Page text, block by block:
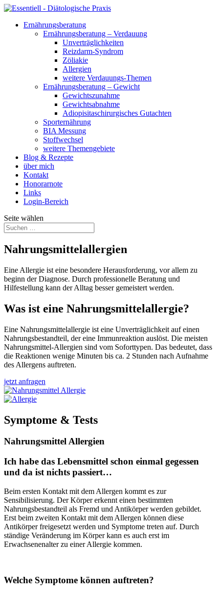
Ernährungsberatung
Ernährungsberatung – Verdauung
Unverträglichkeiten
Reizdarm-Syndrom
Zöliakie
Allergien
weitere Verdauungs-Themen
Ernährungsberatung – Gewicht
Gewichtszunahme
Gewichtsabnahme
Adiopisitaschirurgisches Gutachten
Sporternährung
BIA Messung
Stoffwechsel
weitere Themengebiete
Blog & Rezepte
über mich
Kontakt
Honorarnote
Links
Login-Bereich
Seite wählen
Nahrungs­mittel­­allergien
Eine Allergie ist eine besondere Herausforderung, vor allem zu
beginn der Diagnose. Durch professionelle Beratung und
Hilfestellung kann der Alltag besser gemeistert werden.
Was ist eine Nahrungsmittel­allergie?
Eine Nahrungsmittelallergie ist eine Unverträglichkeit auf einen
Nahrungsbestandteil, der eine Immunreaktion auslöst. Die meisten
Nahrungsmittel-Allergien sind vom Soforttypen. Das bedeutet, dass
die Reaktionen wenige Minuten bis ca. 2 Stunden nach Aufnahme
des Allergens auftreten.
jetzt anfragen
Symptome & Tests
Nahrungsmittel Allergien
Ich habe das Lebensmittel schon einmal gegessen
und da ist nichts passiert…
Beim ersten Kontakt mit dem Allergen kommt es zur
Sensibilisierung. Der Körper erkennt einen bestimmten
Nahrungsbestandteil als Fremd und Antikörper werden gebildet.
Erst beim zweiten Kontakt mit dem Allergen können diese
Antikörper freigesetzt werden und Symptome treten auf. Durch
ständige Veränderung im Körper kann es auch erst im
Erwachsenenalter zu einer Allergie kommen.
Welche Symptome können auftreten?